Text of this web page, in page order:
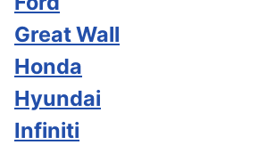
Great Wall
Honda
Hyundai
Infiniti